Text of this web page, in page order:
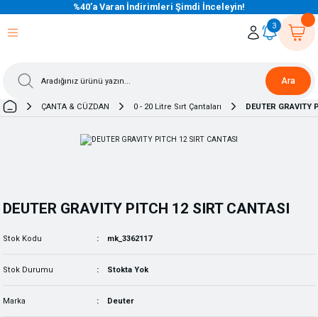
%40’a Varan İndirimleri Şimdi İnceleyin!
Ara
3
ÇANTA & CÜZDAN 0 - 20 Litre Sırt Çantaları DEUTER GRAVITY
DEUTER GRAVITY PITCH 12 SIRT CANTASI
Stok Kodu mk_3362117
Stok Durumu Stokta Yok
Marka Deuter